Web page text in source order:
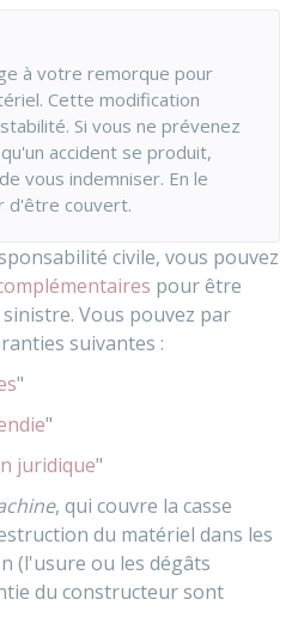
à votre remorque pour
Cette modification
Si vous ne prévenez
accident se produit,
vous indemniser. En le
d'être couvert.
civile, vous pouvez
pour être
Vous pouvez par
suivantes :
"
"
juridique"
, qui couvre la casse
du matériel dans les
(l'usure ou les dégâts
du constructeur sont